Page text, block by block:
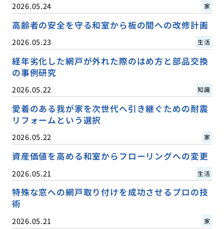
2026.05.24 家
高齢者の安全を守る和室から板の間への改修計画
2026.05.23 生活
経年劣化した網戸が外れた際のはめ方と部品交換
の事例研究
2026.05.22 知識
愛着のある我が家を次世代へ引き継ぐための耐震
リフォームという選択
2026.05.22 家
資産価値を高める和室からフローリングへの変更
2026.05.21 生活
特殊な窓への網戸取り付けを成功させるプロの技
術
2026.05.21 家